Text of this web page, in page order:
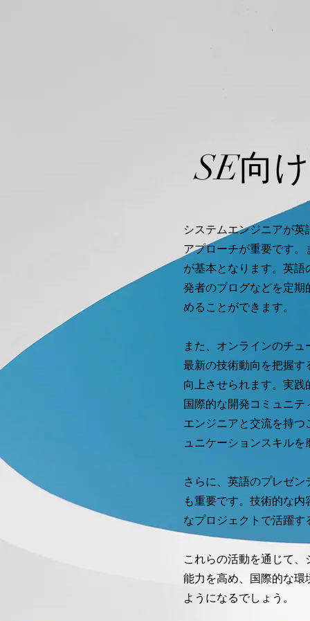
SE向
システムエンジニアが
アプローチが重要です
が基本となります。英語
発者のブログなどを定
めることができます。
また、オンラインのチ
最新の技術動向を把握
向上させられます。実
国際的な開発コミュニ
エンジニアと交流を持
ュニケーションスキル
さらに、英語のプレゼ
も重要です。技術的な
なプロジェクトで活躍
これらの活動を通じて
能力を高め、国際的な
ようになるでしょう。